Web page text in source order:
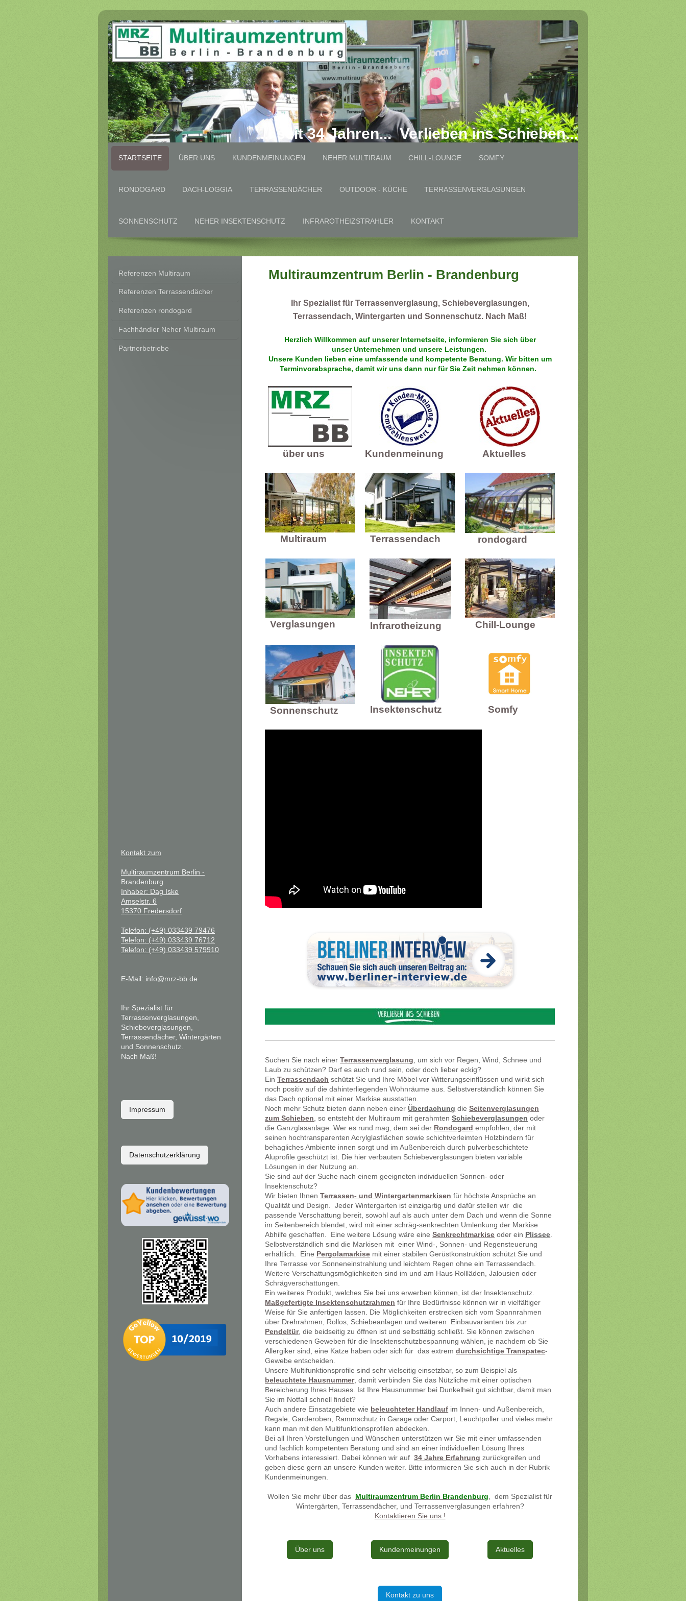
... seit 34 Jahren... Verlieben ins Schieben...
STARTSEITE ÜBER UNS KUNDENMEINUNGEN NEHER MULTIRAUM CHILL-LOUNGE SOMFY
RONDOGARD DACH-LOGGIA TERRASSENDÄCHER OUTDOOR - KÜCHE TERRASSENVERGLASUNGEN
SONNENSCHUTZ NEHER INSEKTENSCHUTZ INFRAROTHEIZSTRAHLER KONTAKT
Multiraumzentrum Berlin - Brandenburg
Ihr Spezialist für Terrassenverglasung, Schiebeverglasungen,
Terrassendach, Wintergarten und Sonnenschutz. Nach Maß!
Herzlich Willkommen auf unserer Internetseite, informieren Sie sich über
unser Unternehmen und unsere Leistungen.
Unsere Kunden lieben eine umfassende und kompetente Beratung. Wir bitten um
Terminvorabsprache, damit wir uns dann nur für Sie Zeit nehmen können.
über uns Kundenmeinung Aktuelles
Multiraum Terrassendach rondogard
Verglasungen Infrarotheizung Chill-Lounge
Sonnenschutz Insektenschutz Somfy
Suchen Sie nach einerTerrassenverglasung , um sich vor Regen, Wind, Schnee und
Laub zu schützen? Darf es auch rund sein, oder doch lieber eckig?
EinTerrassendach schützt Sie und Ihre Möbel vor Witterungseinflüssen und wirkt sich
noch positiv auf die dahinterliegenden Wohnräume aus. Selbstverständlich können Sie
das Dach optional mit einer Markise ausstatten.
Noch mehr Schutz bieten dann neben einerÜberdachung dieSeitenverglasungen
zum Schieben , so entsteht der Multiraum mit gerahmtenSchiebeverglasungen oder
die Ganzglasanlage. Wer es rund mag, dem sei der Rondogard empfohlen, der mit
seinen hochtransparenten Acrylglasflächen sowie schichtverleimten Holzbindern für
behagliches Ambiente innen sorgt und im Außenbereich durch pulverbeschichtete
Aluprofile geschützt ist. Die hier verbauten Schiebeverglasungen bieten variable
Lösungen in der Nutzung an.
Sie sind auf der Suche nach einem geeigneten individuellen Sonnen- oder
Insektenschutz?
Wir bieten IhnenTerrassen- und Wintergartenmarkisen für höchste Ansprüche an
Qualität und Design. Jeder Wintergarten ist einzigartig und dafür stellen wir die
passende Verschattung bereit, sowohl auf als auch unter dem Dach und wenn die Sonne
im Seitenbereich blendet, wird mit einer schräg-senkrechten Umlenkung der Markise
Abhilfe geschaffen. Eine weitere Lösung wäre eineSenkrechtmarkise oder ein Plissee
Selbstverständlich sind die Markisen mit einer Wind-, Sonnen- und Regensteuerung
erhältlich. Eine Pergolamarkise mit einer stabilen Gerüstkonstruktion schützt Sie und
Ihre Terrasse vor Sonneneinstrahlung und leichtem Regen ohne ein Terrassendach.
Weitere Verschattungsmöglichkeiten sind im und am Haus Rollläden, Jalousien oder
Schrägverschattungen.
Ein weiteres Produkt, welches Sie bei uns erwerben können, ist der Insektenschutz.
Maßgefertigte Insektenschutzrahmen für Ihre Bedürfnisse können wir in vielfältiger
Weise für Sie anfertigen lassen. Die Möglichkeiten erstrecken sich vom Spannrahmen
über Drehrahmen, Rollos, Schiebeanlagen und weiteren Einbauvarianten bis zur
Pendeltür, die beidseitig zu öffnen ist und selbsttätig schließt. Sie können zwischen
verschiedenen Geweben für die Insektenschutzbespannung wählen, je nachdem ob Sie
Allergiker sind, eine Katze haben oder sich für das extremdurchsichtige Transpatec-
Gewebe entscheiden.
Unsere Multifunktionsprofile sind sehr vielseitig einsetzbar, so zum Beispiel als
beleuchtete Hausnummer, damit verbinden Sie das Nützliche mit einer optischen
Bereicherung Ihres Hauses. Ist Ihre Hausnummer bei Dunkelheit gut sichtbar, damit man
Sie im Notfall schnell findet?
Auch andere Einsatzgebiete wie beleuchteter Handlauf im Innen- und Außenbereich,
Regale, Garderoben, Rammschutz in Garage oder Carport, Leuchtpoller und vieles mehr
kann man mit den Multifunktionsprofilen abdecken.
Bei all Ihren Vorstellungen und Wünschen unterstützen wir Sie mit einer umfassenden
und fachlich kompetenten Beratung und sind an einer individuellen Lösung Ihres
Vorhabens interessiert. Dabei können wir auf34 Jahre Erfahrung zurückgreifen und
geben diese gern an unsere Kunden weiter. Bitte informieren Sie sich auch in der Rubrik
Kundenmeinungen.
Wollen Sie mehr über das Multiraumzentrum Berlin Brandenburg
dem Spezialist für
Wintergärten, Terrassendächer, und Terrassenverglasungen erfahren?
Kontaktieren Sie uns !
Über uns Kundenmeinungen Aktuelles
Kontakt zu uns
Referenzen Multiraum
Referenzen Terrassendächer
Referenzen rondogard
Fachhändler Neher Multiraum
Partnerbetriebe
Kontakt zum
Multiraumzentrum Berlin -
Brandenburg
Inhaber: Dag Iske
Amselstr. 6
15370 Fredersdorf
Telefon: (+49) 033439 79476
Telefon: (+49) 033439 76712
Telefon: (+49) 033439 579910
E-Mail: info@mrz-bb.de
Ihr Spezialist für
Terrassenverglasungen,
Schiebeverglasungen,
Terrassendächer, Wintergärten
und Sonnenschutz.
Nach Maß!
Impressum
Datenschutzerklärung